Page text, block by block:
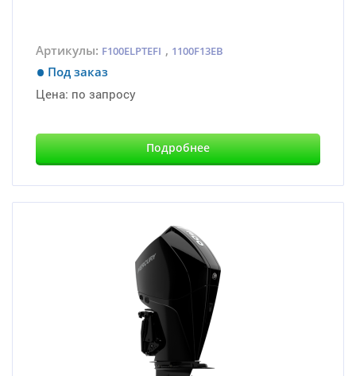
Артикулы: F100ELPTEFI , 1100F13EB
Под заказ
Цена: по запросу
Подробнее